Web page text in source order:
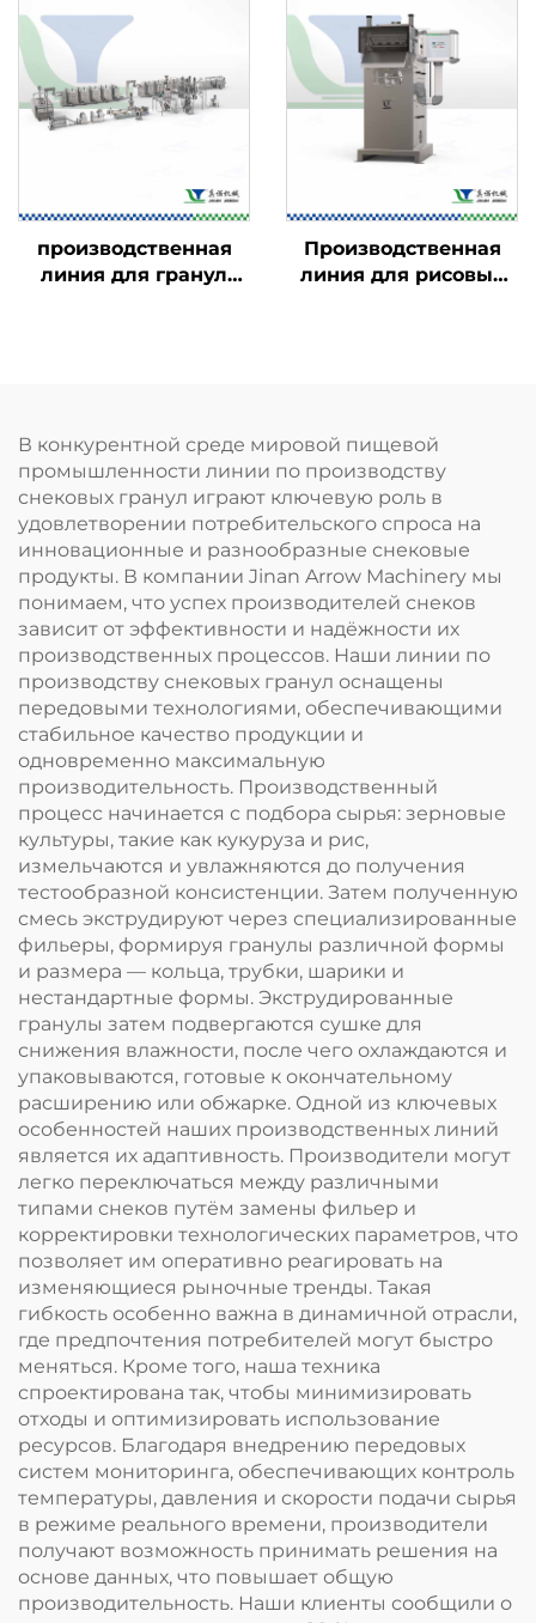
производственная
линия для гранул
Производственная
линия для рисовых
В конкурентной среде мировой пищевой
промышленности линии по производству
снековых гранул играют ключевую роль в
удовлетворении потребительского спроса на
инновационные и разнообразные снековые
продукты. В компании Jinan Arrow Machinery мы
понимаем, что успех производителей снеков
зависит от эффективности и надёжности их
производственных процессов. Наши линии по
производству снековых гранул оснащены
передовыми технологиями, обеспечивающими
стабильное качество продукции и
одновременно максимальную
производительность. Производственный
процесс начинается с подбора сырья: зерновые
культуры, такие как кукуруза и рис,
измельчаются и увлажняются до получения
тестообразной консистенции. Затем полученную
смесь экструдируют через специализированные
фильеры, формируя гранулы различной формы
и размера — кольца, трубки, шарики и
нестандартные формы. Экструдированные
гранулы затем подвергаются сушке для
снижения влажности, после чего охлаждаются и
упаковываются, готовые к окончательному
расширению или обжарке. Одной из ключевых
особенностей наших производственных линий
является их адаптивность. Производители могут
легко переключаться между различными
типами снеков путём замены фильер и
корректировки технологических параметров, что
позволяет им оперативно реагировать на
изменяющиеся рыночные тренды. Такая
гибкость особенно важна в динамичной отрасли,
где предпочтения потребителей могут быстро
меняться. Кроме того, наша техника
спроектирована так, чтобы минимизировать
отходы и оптимизировать использование
ресурсов. Благодаря внедрению передовых
систем мониторинга, обеспечивающих контроль
температуры, давления и скорости подачи сырья
в режиме реального времени, производители
получают возможность принимать решения на
основе данных, что повышает общую
производительность. Наши клиенты сообщили о